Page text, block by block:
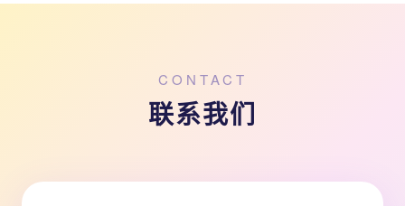
CONTACT
联系我们